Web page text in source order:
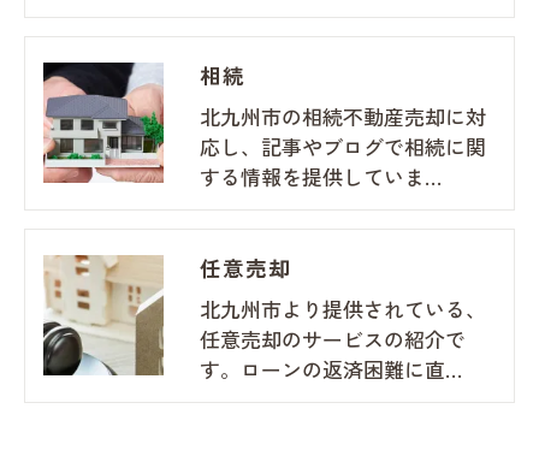
相続
北九州市の相続不動産売却に対
応し、記事やブログで相続に関
する情報を提供していま…
任意売却
北九州市より提供されている、
任意売却のサービスの紹介で
す。ローンの返済困難に直…